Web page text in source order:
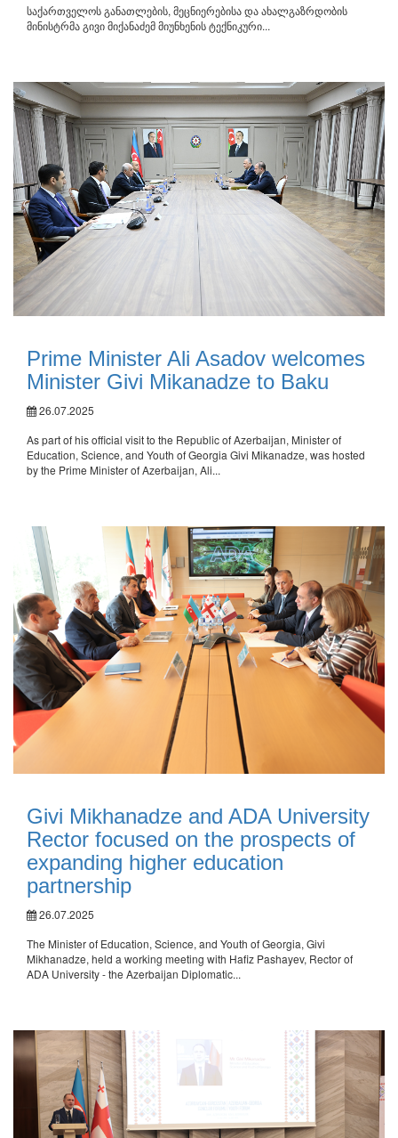
საქართველოს განათლების, მეცნიერებისა და ახალგაზრდობის
მინისტრმა გივი მიქანაძემ მიუნხენის ტექნიკური...
Prime Minister Ali Asadov welcomes
Minister Givi Mikanadze to Baku
26.07.2025
As part of his official visit to the Republic of Azerbaijan, Minister of
Education, Science, and Youth of Georgia Givi Mikanadze, was hosted
by the Prime Minister of Azerbaijan, Ali...
Givi Mikhanadze and ADA University
Rector focused on the prospects of
expanding higher education
partnership
26.07.2025
The Minister of Education, Science, and Youth of Georgia, Givi
Mikhanadze, held a working meeting with Hafiz Pashayev, Rector of
ADA University - the Azerbaijan Diplomatic...